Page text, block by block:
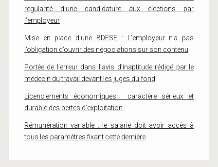
régularité d’une candidature aux élections par
l’employeur
Mise en place d’une BDESE : L’employeur n’a pas
l’obligation d’ouvrir des négociations sur son contenu
Portée de l’erreur dans l’avis d’inaptitude rédigé par le
médecin du travail devant les juges du fond
Licenciements économiques : caractère sérieux et
durable des pertes d’exploitation
Rémunération variable : le salarié doit avoir accès à
tous les paramètres fixant cette dernière